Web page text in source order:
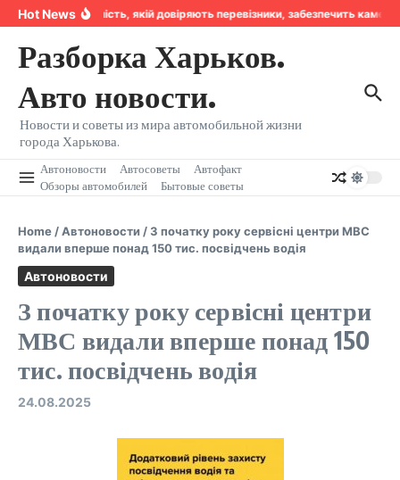
Перейти к содержанию
Hot NewsНадійність, якій довіряють перевізники, забезпечить
Разборка Харьков.
Авто новости.
Новости и советы из мира автомобильной жизни
города Харькова.
Автоновости Автосоветы
Автофакт
Обзоры автомобилей
Бытовые советы
Home /Автоновости /З початку року сервісні центри МВС
видали вперше понад 150 тис. посвідчень водія
Автоновости
З початку року сервісні центри
МВС видали вперше понад 150
тис. посвідчень водія
24.08.2025